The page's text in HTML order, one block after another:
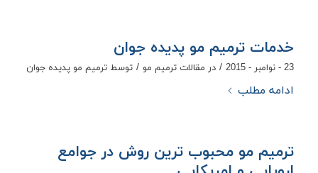
خدمات ترمیم مو پدیده جوان
23 - نوامبر - 2015 / در مقالات ترمیم مو / توسط ترمیم مو پدیده جوان
ادامه مطلب
ترمیم مو محبوب ترین روش در جوامع